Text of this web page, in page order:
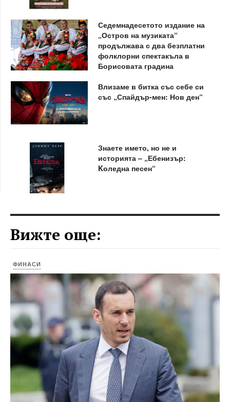
Седемнадесетото издание на
„Остров на музиката“
продължава с два безплатни
фолклорни спектакъла в
Борисовата градина
Влизаме в битка със себе си
със „Спайдър-мен: Нов ден“
Знаете името, но не и
историята – „Ебенизър:
Kоледна песен“
Вижте още:
ФИНАСИ